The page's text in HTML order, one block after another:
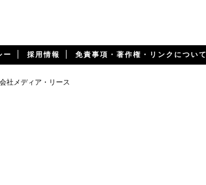
ー 採用情報 免責事項・著作権・リンクについて
社メディア・リース